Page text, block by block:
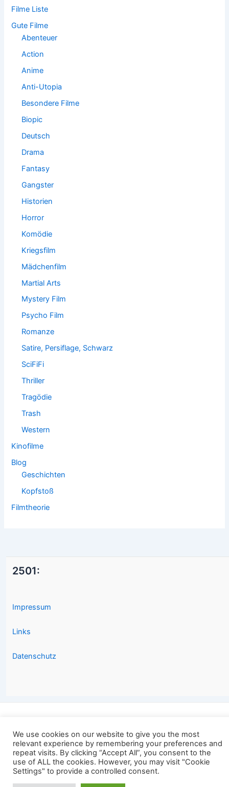
c
h
Filme Liste
Gute Filme
Abenteuer
Action
Anime
Anti-Utopia
Besondere Filme
Biopic
Deutsch
Drama
Fantasy
Gangster
Historien
Horror
Komödie
Kriegsfilm
Mädchenfilm
Martial Arts
Mystery Film
Psycho Film
Romanze
Satire, Persiflage, Schwarz
SciFiFi
Thriller
Tragödie
Trash
Western
Kinofilme
Blog
Geschichten
Kopfstoß
Filmtheorie
2501:
Impressum
Links
Datenschutz
We use cookies on our website to give you the most
relevant experience by remembering your preferences and
repeat visits. By clicking “Accept All”, you consent to the
use of ALL the cookies. However, you may visit "Cookie
Settings" to provide a controlled consent.